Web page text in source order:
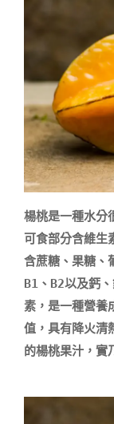
楊桃是一種水分
可食部分含維生
含蔗糖、果糖、
B1、B2以及鈣
素，是一種營養
值，具有降火清